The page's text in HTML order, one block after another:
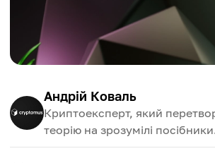
Андрій Коваль
Криптоексперт, який
теорію на зрозумілі